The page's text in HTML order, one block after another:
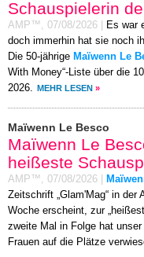
Schauspielerin
AMP™, 07/08/2026
Es war
doch immerhin hat sie noch
Die 50-jährige Maïwenn Le
With Money“-Liste über die
2026. MEHR LESEN »
Maïwenn Le Besco
Maïwenn Le
heißeste
AMP™, 07/08/2026
Zeitschrift „Glam'Mag“ in
Woche erscheint, zur
zweite Mal in Folge hat
Frauen auf die Plätze